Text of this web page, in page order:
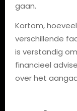
gaan.
Kortom,
verschillende
is verstandig
financieel
over het